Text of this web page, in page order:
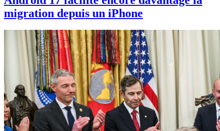
migration depuis un iPhone